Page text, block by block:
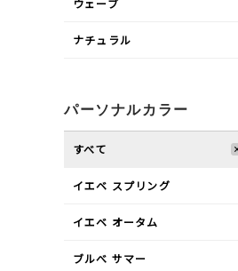
ウェーブ
ナチュラル
パーソナルカラー
すべて
イエベ スプリング
イエベ オータム
ブルべ サマー